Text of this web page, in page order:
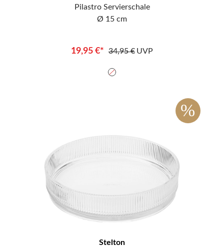
Pilastro Servierschale
Ø 15 cm
19,95 €* 34,95 € UVP
%
Stelton